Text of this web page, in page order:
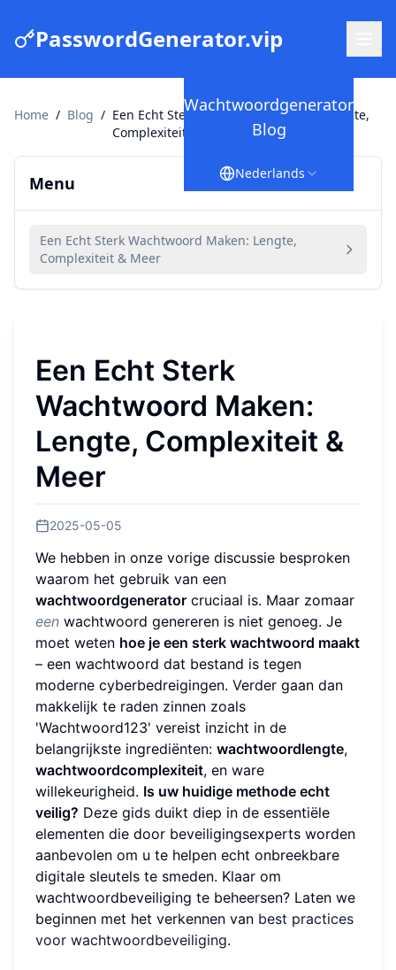
PasswordGenerator.vip
Wachtwoordgenerator
Blog
Nederlands
Home / Blog / Een Echt Sterk Wachtwoord Maken: Lengte,
Complexiteit & Meer
Menu
Een Echt Sterk Wachtwoord Maken: Lengte,
Complexiteit & Meer
Een Echt Sterk
Wachtwoord Maken:
Lengte, Complexiteit &
Meer
2025-05-05
We hebben in onze vorige discussie besproken
waarom het gebruik van een
wachtwoordgenerator cruciaal is. Maar zomaar
een wachtwoord genereren is niet genoeg. Je
moet weten hoe je een sterk wachtwoord maakt
– een wachtwoord dat bestand is tegen
moderne cyberbedreigingen. Verder gaan dan
makkelijk te raden zinnen zoals
'Wachtwoord123' vereist inzicht in de
belangrijkste ingrediënten: wachtwoordlengte,
wachtwoordcomplexiteit, en ware
willekeurigheid. Is uw huidige methode echt
veilig? Deze gids duikt diep in de essentiële
elementen die door beveiligingsexperts worden
aanbevolen om u te helpen echt onbreekbare
digitale sleutels te smeden. Klaar om
wachtwoordbeveiliging te beheersen? Laten we
beginnen met het verkennen van best practices
voor wachtwoordbeveiliging.